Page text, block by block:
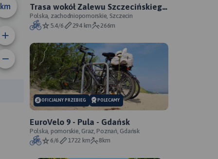
km
trasy:
Trasa wokół Zalewu Szczecińskiego
- oficjalny przebieg szlaku
Polska, zachodniopomorskie, Szczecin
5.4/6
294 km 266m
OFICJALNY PRZEBIEG POLECAMY
EuroVelo 9 - Pula - Gdańsk
Polska, pomorskie, Graz, Poznań, Gdańsk
6/6
1722 km 8km